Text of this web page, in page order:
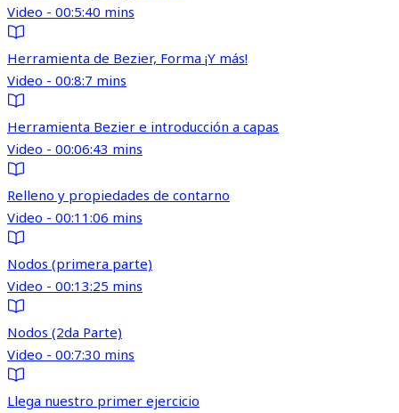
Video - 00:5:40 mins
Herramienta de Bezier, Forma ¡Y más!
Video - 00:8:7 mins
Herramienta Bezier e introducción a capas
Video - 00:06:43 mins
Relleno y propiedades de contarno
Video - 00:11:06 mins
Nodos (primera parte)
Video - 00:13:25 mins
Nodos (2da Parte)
Video - 00:7:30 mins
Llega nuestro primer ejercicio